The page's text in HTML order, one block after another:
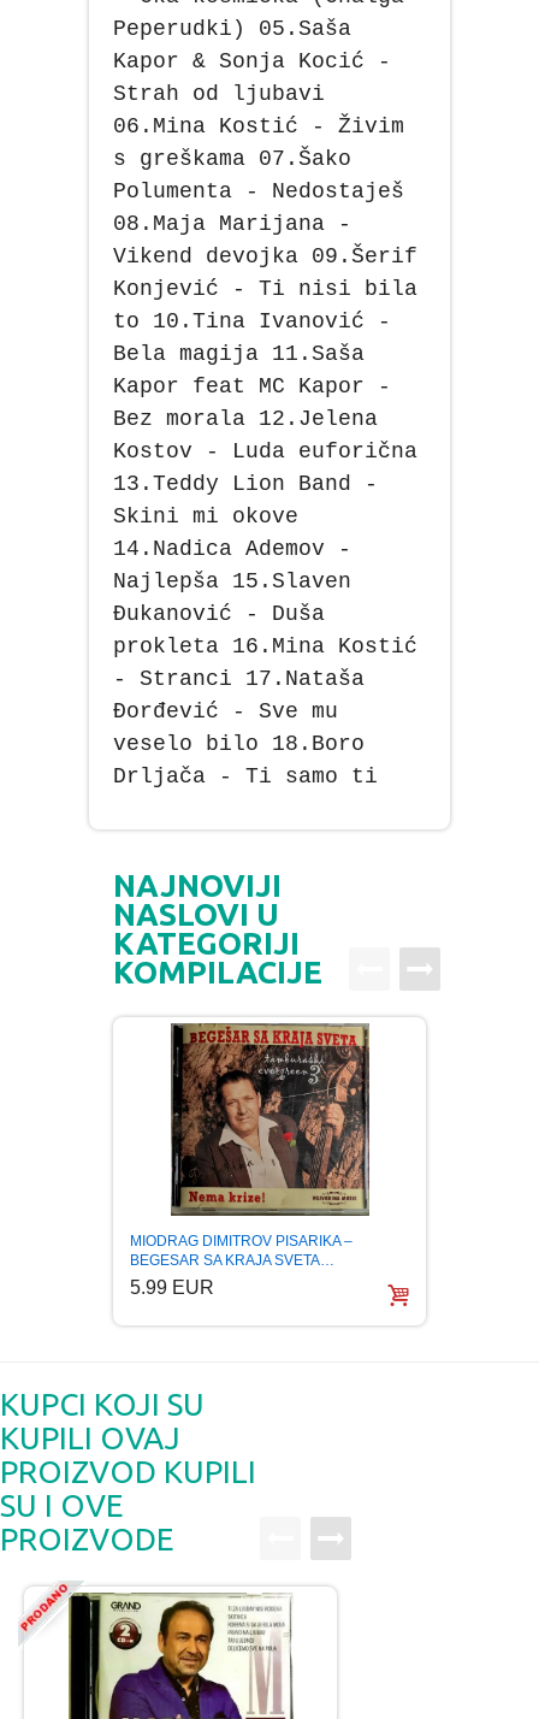
Peperudki) 05.Saša
Kapor & Sonja Kocić -
Strah od ljubavi
06.Mina Kostić - Živim
s greškama 07.Šako
Polumenta - Nedostaješ
08.Maja Marijana -
Vikend devojka 09.Šerif
Konjević - Ti nisi bila
to 10.Tina Ivanović -
Bela magija 11.Saša
Kapor feat MC Kapor -
Bez morala 12.Jelena
Kostov - Luda euforična
13.Teddy Lion Band -
Skini mi okove
14.Nadica Ademov -
Najlepša 15.Slaven
Đukanović - Duša
prokleta 16.Mina Kostić
- Stranci 17.Nataša
Đorđević - Sve mu
veselo bilo 18.Boro
Drljača - Ti samo ti
NAJNOVIJI
NASLOVI U
KATEGORIJI
KOMPILACIJE
MIODRAG DIMITROV PISARIKA –
BEGESAR SA KRAJA SVETA…
5.99 EUR
KUPCI KOJI SU
KUPILI OVAJ
PROIZVOD KUPILI
SU I OVE
PROIZVODE